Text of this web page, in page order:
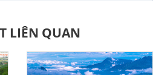
LIÊN QUAN